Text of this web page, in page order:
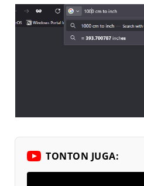
TONTON JUGA: